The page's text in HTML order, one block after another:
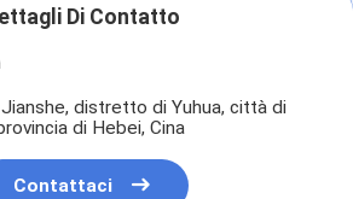
Di Contatto
distretto di Yuhua, città di
di Hebei, Cina
Contattaci